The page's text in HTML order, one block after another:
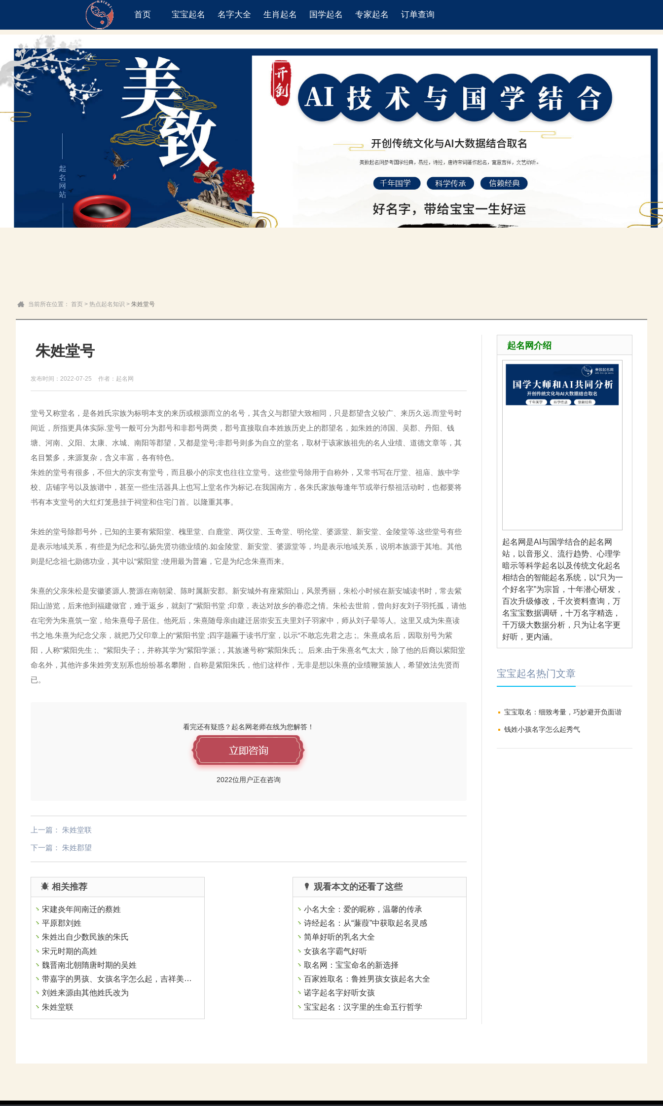
首页 宝宝起名 名字大全 生肖起名 国学起名 专家起名 订单查询
当前所在位置： 首页 > 热点起名知识 > 朱姓堂号
朱姓堂号
发布时间：2022-07-25 作者：起名网
堂号又称堂名，是各姓氏宗族为标明本支的来历或根源而立的名号，其含义与郡望大致相同，只是郡望含义较广、来历久远.而堂号时
间近，所指更具体实际.堂号一般可分为郡号和非郡号两类，郡号直接取自本姓族历史上的郡望名，如朱姓的沛国、吴郡、丹阳、钱
塘、河南、义阳、太康、水城、南阳等郡望，又都是堂号;非郡号则多为自立的堂名，取材于该家族祖先的名人业绩、道德文章等，其
名目繁多，来源复杂，含义丰富，各有特色。
朱姓的堂号有很多，不但大的宗支有堂号，而且极小的宗支也往往立堂号。这些堂号除用于自称外，又常书写在厅堂、祖庙、族中学
校、店铺字号以及族谱中，甚至一些生活器具上也写上堂名作为标记.在我国南方，各朱氏家族每逢年节或举行祭祖活动时，也都要将
书有本支堂号的大红灯笼悬挂于祠堂和住宅门首。以隆重其事。
朱姓的堂号除郡号外，已知的主要有紫阳堂、槐里堂、白鹿堂、两仪堂、玉奇堂、明伦堂、婆源堂、新安堂、金陵堂等.这些堂号有些
是表示地域关系，有些是为纪念和弘扬先贤功德业绩的.如金陵堂、新安堂、婆源堂等，均是表示地域关系，说明本族源于其地。其他
则是纪念祖七勋德功业，其中以“紫阳堂 ;使用最为普遍，它是为纪念朱熹而来。
朱熹的父亲朱松是安徽婆源人.赘源在南朝梁、陈时属新安郡。新安城外有座紫阳山，风景秀丽，朱松小时候在新安城读书时，常去紫
阳山游览，后来他到福建做官，难于返乡，就刻了“紫阳书堂 ;印章，表达对故乡的眷恋之情。朱松去世前，曾向好友刘子羽托孤，请他
在宅旁为朱熹筑一室，给朱熹母子居住。他死后，朱熹随母亲由建迁居崇安五夫里刘子羽家中，师从刘子晕等人。这里又成为朱熹读
书之地.朱熹为纪念父亲，就把乃父印章上的“紫阳书堂 ;四字题匾于读书厅室，以示“不敢忘先君之志 ;。朱熹成名后，因取别号为紫
阳，人称“紫阳先生 ;、“紫阳失子 ;，并称其学为“紫阳学派 ;，其族遂号称“紫阳朱氏 ;。后来.由于朱熹名气太大，除了他的后裔以紫阳堂
命名外，其他许多朱姓旁支别系也纷纷慕名攀附，自称是紫阳朱氏，他们这样作，无非是想以朱熹的业绩鞭策族人，希望效法先贤而
已。
看完还有疑惑？起名网老师在线为您解答！
2022位用户正在咨询
上一篇： 朱姓堂联
下一篇： 朱姓郡望
相关推荐
宋建炎年间南迁的蔡姓
平原郡刘姓
朱姓出自少数民族的朱氏
宋元时期的高姓
魏晋南北朝隋唐时期的吴姓
带嘉字的男孩、女孩名字怎么起，吉祥美好的名字推荐
刘姓来源由其他姓氏改为
朱姓堂联
观看本文的还看了这些
小名大全：爱的昵称，温馨的传承
诗经起名：从“蒹葭”中获取起名灵感
简单好听的乳名大全
女孩名字霸气好听
取名网：宝宝命名的新选择
百家姓取名：鲁姓男孩女孩起名大全
诺字起名字好听女孩
宝宝起名：汉字里的生命五行哲学
起名网介绍
起名网是AI与国学结合的起名网
站，以音形义、流行趋势、心理学
暗示等科学起名以及传统文化起名
相结合的智能起名系统，以“只为一
个好名字”为宗旨，十年潜心研发，
百次升级修改，千次资料查询，万
名宝宝数据调研，十万名字精选，
千万级大数据分析，只为让名字更
好听，更内涵。
宝宝起名热门文章
宝宝取名：细致考量，巧妙避开负面谐
音，编织美好寓意与期望
钱姓小孩名字怎么起秀气